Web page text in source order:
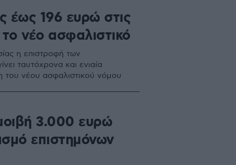
έως 196 ευρώ στις
το νέο ασφαλιστικό
η επιστροφή των
ταυτόχρονα και ενιαία
νέου ασφαλιστικού νόμου
3.000 ευρώ
επιστημόνων